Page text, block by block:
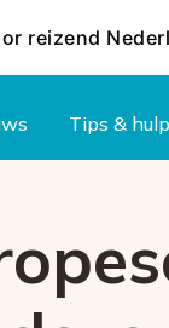
reizend
Tips & hulp